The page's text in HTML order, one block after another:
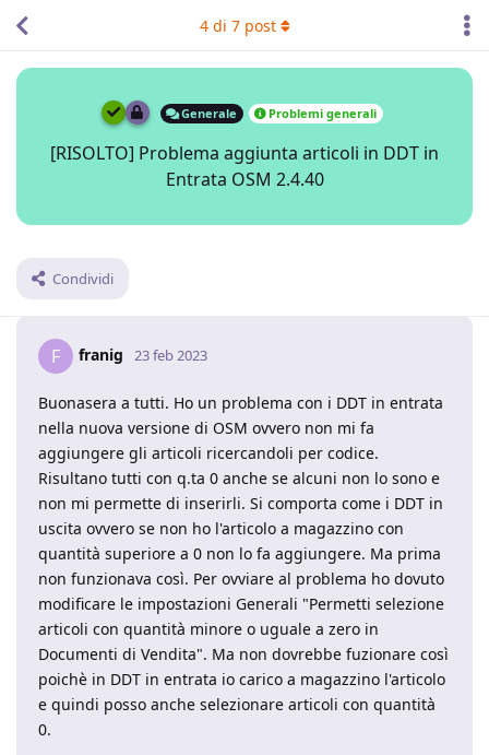
Generale Problemi generali
[RISOLTO] Problema aggiunta articoli in DDT in
Entrata OSM 2.4.40
Condividi
4di 7post
F franig 23 feb 2023
Buonasera a tutti. Ho un problema con i DDT in entrata
nella nuova versione di OSM ovvero non mi fa
aggiungere gli articoli ricercandoli per codice.
Risultano tutti con q.ta 0 anche se alcuni non lo sono e
non mi permette di inserirli. Si comporta come i DDT in
uscita ovvero se non ho l'articolo a magazzino con
quantità superiore a 0 non lo fa aggiungere. Ma prima
non funzionava così. Per ovviare al problema ho dovuto
modificare le impostazioni Generali "Permetti selezione
articoli con quantità minore o uguale a zero in
Documenti di Vendita". Ma non dovrebbe fuzionare così
poichè in DDT in entrata io carico a magazzino l'articolo
e quindi posso anche selezionare articoli con quantità
0.